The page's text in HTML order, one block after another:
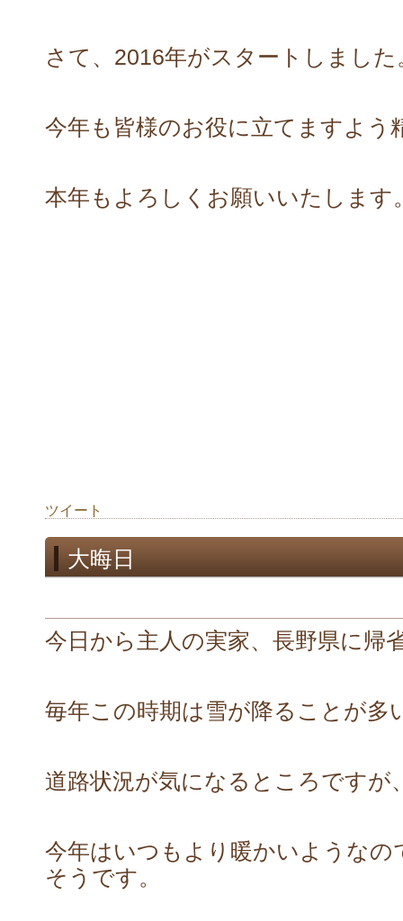
さて、2016年がスタートしました
今年も皆様のお役に立てますよう
本年もよろしくお願いいたします
ツイート
大晦日
今日から主人の実家、長野県に帰
毎年この時期は雪が降ることが多
道路状況が気になるところですが
今年はいつもより暖かいようなの
そうです。